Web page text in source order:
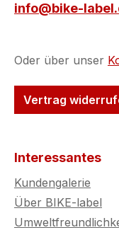
info@bike-
Oder über unser
Vertrag
Interessantes
Kundengalerie
Über BIKE-label